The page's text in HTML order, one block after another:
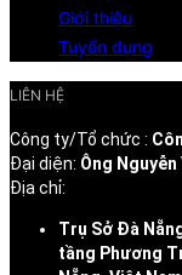
Giới thiệu
Tuyển dụng
LIÊN HỆ
Công ty/Tổ chức :
Đại diện: Ông Nguyễn
Địa chỉ:
Trụ Sở Đà
tầng Phương